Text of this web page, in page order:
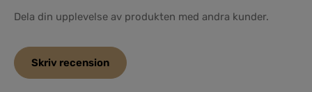
Dela din upplevelse av produkten med andra kunder.
Skriv recension